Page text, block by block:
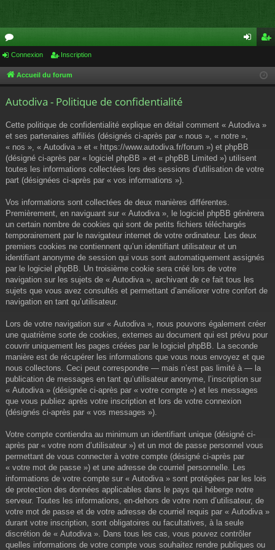
or
u cri
Connexion Inscription
Accueil du forum
Autodiva - Politique de confidentialité
Cette politique de confidentialité explique en détail comment « Autodiva »
et ses partenaires affiliés (désignés ci-après par « nous », « notre »,
« nos », « Autodiva » et « https://www.autodiva.fr/forum ») et phpBB
(désigné ci-après par « logiciel phpBB » et « phpBB Limited ») utilisent
toutes les informations collectées lors des sessions d’utilisation de votre
part (désignées ci-après par « vos informations »).
Vos informations sont collectées de deux manières différentes.
Premièrement, en naviguant sur « Autodiva », le logiciel phpBB génèrera
un certain nombre de cookies qui sont de petits fichiers téléchargés
temporairement par le navigateur internet de votre ordinateur. Les deux
premiers cookies ne contiennent qu’un identifiant utilisateur et un
identifiant anonyme de session qui vous sont automatiquement assignés
par le logiciel phpBB. Un troisième cookie sera créé lors de votre
navigation sur les sujets de « Autodiva », archivant de ce fait tous les
sujets que vous avez consultés et permettant d’améliorer votre confort de
navigation en tant qu’utilisateur.
Lors de votre navigation sur « Autodiva », nous pouvons également créer
une quatrième sorte de cookies, externes au document qui est prévu pour
couvrir uniquement les pages créées par le logiciel phpBB. La seconde
manière est de récupérer les informations que vous nous envoyez et que
nous collectons. Ceci peut correspondre — mais n’est pas limité à — la
publication de messages en tant qu’utilisateur anonyme, l’inscription sur
« Autodiva » (désignée ci-après par « votre compte ») et les messages
que vous publiez après votre inscription et lors de votre connexion
(désignés ci-après par « vos messages »).
Votre compte contiendra au minimum un identifiant unique (désigné ci-
après par « votre nom d’utilisateur ») et un mot de passe personnel vous
permettant de vous connecter à votre compte (désigné ci-après par
« votre mot de passe ») et une adresse de courriel personnelle. Les
informations de votre compte sur « Autodiva » sont protégées par les lois
de protection des données applicables dans le pays qui héberge notre
serveur. Toutes les informations, en-dehors de votre nom d’utilisateur, de
votre mot de passe et de votre adresse de courriel requis par « Autodiva »
durant votre inscription, sont obligatoires ou facultatives, à la seule
discrétion de « Autodiva ». Dans tous les cas, vous pouvez contrôler
quelles informations de votre compte vous souhaitez rendre publiques ou